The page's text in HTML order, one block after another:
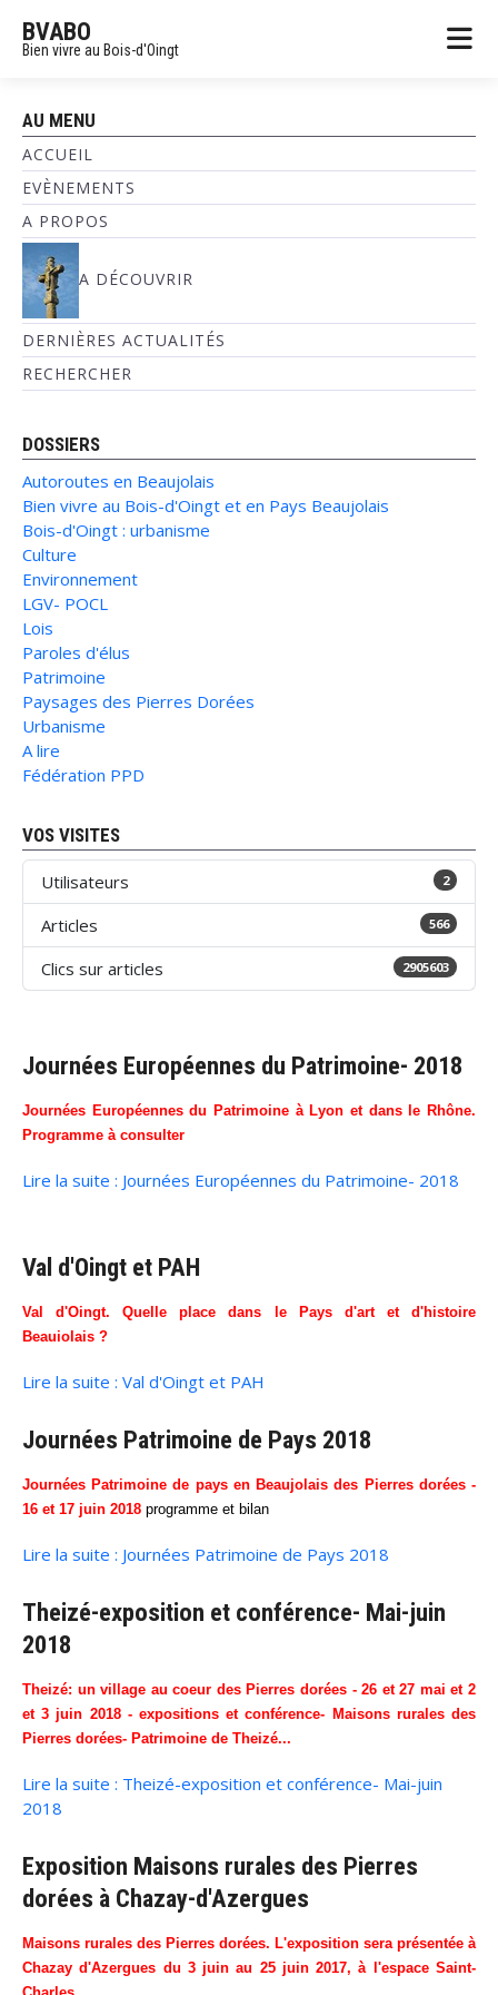
BVABO
Bien vivre au Bois-d'Oingt
AU MENU
ACCUEIL
EVÈNEMENTS
A PROPOS
A DÉCOUVRIR
DERNIÈRES ACTUALITÉS
RECHERCHER
DOSSIERS
Autoroutes en Beaujolais
Bien vivre au Bois-d'Oingt et en Pays Beaujolais
Bois-d'Oingt : urbanisme
Culture
Environnement
LGV- POCL
Lois
Paroles d'élus
Patrimoine
Paysages des Pierres Dorées
Urbanisme
A lire
Fédération PPD
VOS VISITES
Utilisateurs 2
Articles 566
Clics sur articles 2905603
Journées Européennes du Patrimoine- 2018
Journées Européennes du Patrimoine à Lyon et dans le Rhône.
Programme à consulter
Lire la suite : Journées Européennes du Patrimoine- 2018
Val d'Oingt et PAH
Val d'Oingt. Quelle place dans le Pays d'art et d'histoire
Beauiolais ?
Lire la suite : Val d'Oingt et PAH
Journées Patrimoine de Pays 2018
Journées Patrimoine de pays en Beaujolais des Pierres dorées -
16 et 17 juin 2018 programme et bilan
Lire la suite : Journées Patrimoine de Pays 2018
Theizé-exposition et conférence- Mai-juin
2018
Theizé: un village au coeur des Pierres dorées - 26 et 27 mai et 2
et 3 juin 2018 - expositions et conférence- Maisons rurales des
Pierres dorées- Patrimoine de Theizé...
Lire la suite : Theizé-exposition et conférence- Mai-juin
2018
Exposition Maisons rurales des Pierres
dorées à Chazay-d'Azergues
Maisons rurales des Pierres dorées. L'exposition sera présentée à
Chazay d'Azergues du 3 juin au 25 juin 2017, à l'espace Saint-